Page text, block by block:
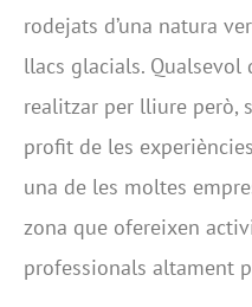
rodejats d’una natura
llacs glacials. Qualsevol
realitzar per lliure però,
profit de les
una de les moltes
zona que ofereixen
professionals altament